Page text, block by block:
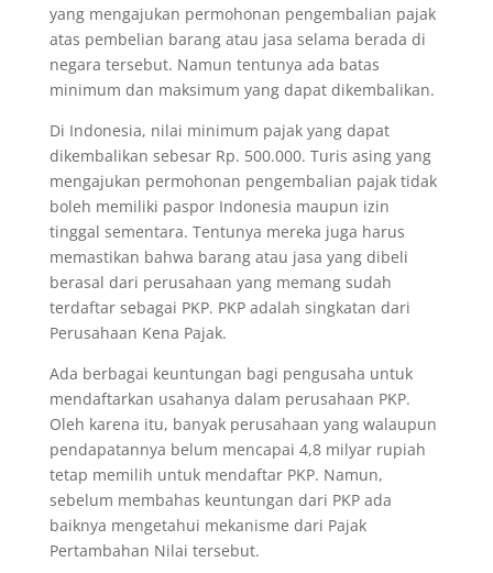
yang mengajukan permohonan pengembalian pajak
atas pembelian barang atau jasa selama berada di
negara tersebut. Namun tentunya ada batas
minimum dan maksimum yang dapat dikembalikan.
Di Indonesia, nilai minimum pajak yang dapat
dikembalikan sebesar Rp. 500.000. Turis asing yang
mengajukan permohonan pengembalian pajak tidak
boleh memiliki paspor Indonesia maupun izin
tinggal sementara. Tentunya mereka juga harus
memastikan bahwa barang atau jasa yang dibeli
berasal dari perusahaan yang memang sudah
terdaftar sebagai PKP. PKP adalah singkatan dari
Perusahaan Kena Pajak.
Ada berbagai keuntungan bagi pengusaha untuk
mendaftarkan usahanya dalam perusahaan PKP.
Oleh karena itu, banyak perusahaan yang walaupun
pendapatannya belum mencapai 4,8 milyar rupiah
tetap memilih untuk mendaftar PKP. Namun,
sebelum membahas keuntungan dari PKP ada
baiknya mengetahui mekanisme dari Pajak
Pertambahan Nilai tersebut.